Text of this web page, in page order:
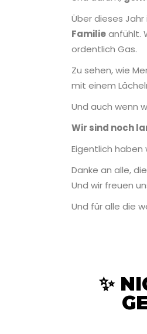
Über dieses
Familieanfühlt.
ordentlich Gas.
Zu sehen, wie
mit einem
Und auch wenn
Wir sind noch
Eigentlich
Danke an alle,
Und wir freuen
Und für alle die
✨